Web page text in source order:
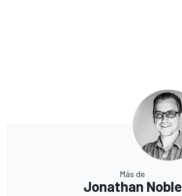
Más de
Jonathan Noble